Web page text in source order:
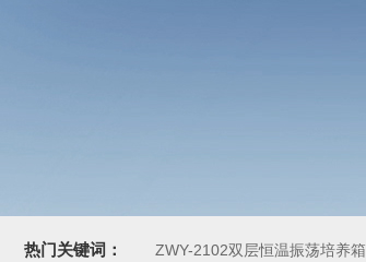
热门关键词： ZWY-2102双层恒温振荡培养箱